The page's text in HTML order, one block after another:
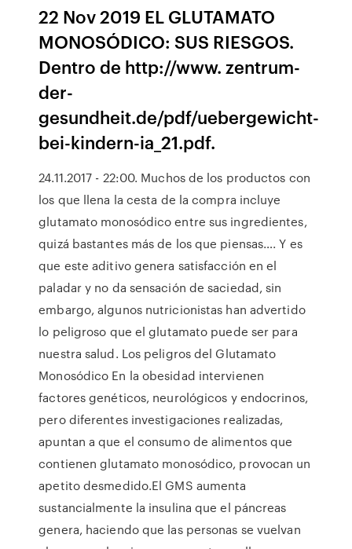
22 Nov 2019 EL GLUTAMATO
MONOSÓDICO: SUS RIESGOS.
Dentro de http://www. zentrum-
der-
gesundheit.de/pdf/uebergewicht-
bei-kindern-ia_21.pdf.
24.11.2017 - 22:00. Muchos de los productos con
los que llena la cesta de la compra incluye
glutamato monosódico entre sus ingredientes,
quizá bastantes más de los que piensas…. Y es
que este aditivo genera satisfacción en el
paladar y no da sensación de saciedad, sin
embargo, algunos nutricionistas han advertido
lo peligroso que el glutamato puede ser para
nuestra salud. Los peligros del Glutamato
Monosódico En la obesidad intervienen
factores genéticos, neurológicos y endocrinos,
pero diferentes investigaciones realizadas,
apuntan a que el consumo de alimentos que
contienen glutamato monosódico, provocan un
apetito desmedido.El GMS aumenta
sustancialmente la insulina que el páncreas
genera, haciendo que las personas se vuelvan